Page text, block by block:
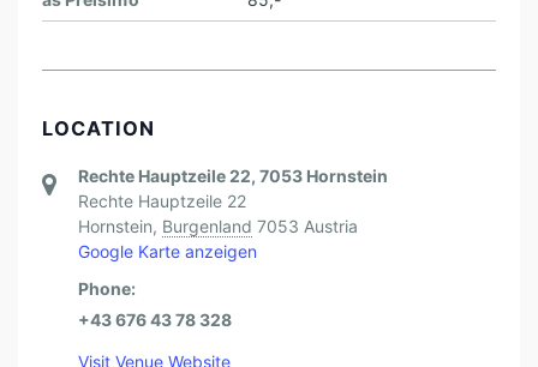
V
R
S
E
LOCATION
Rechte Hauptzeile 22, 7053 Hornstein
Rechte Hauptzeile 22
Hornstein, Burgenland 7053 Austria
Google Karte anzeigen
Phone:
+43 676 43 78 328
Visit Venue Website